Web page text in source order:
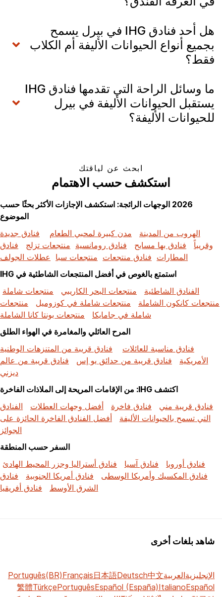
هل أحد فنادق IHG في بيرل يسمح
بجميع أنواع الحيوانات الأليفة أم الكلاب
فقط؟
ما وسائل الراحة التي تقدمها فنادق IHG
يستقبل الحيوانات الأليفة في بيرل
للحيوانات الأليفة؟
ابحث عن لياقتك
استكشف حسب الاهتمام
2026 الوجهات الرائجة: استكشف الإجازات الأكثر بحثًا حسب
الموضوع
الهروب من المدينة
مدن كبيرة لمحبي الطعام
فنادق جديدة
وقريباً
فنادق بها مسابح فنادق رومانسية منتجعات تزلج
فنادق
المطارات فنادق منتجعات منتجعات سبا
عطلات الجولف
استمتع بالغوص في أفضل المنتجعات الشاطئية في IHG
الفنادق الشاطئية
منتجعات البحر الكاريبي
منتجعات شاملة
منتجعات كانكون الشاملة
منتجعات شاملة في كوزوميل
منتجعات
شاملة في جامايكا
منتجعات بونتا كانا الشاملة
المرح العائلي والمغامرة في الهواء الطلق
فنادق مناسبة للعائلات
فنادق قريبة من المتنزهات الوطنية
الأمريكية
فنادق قريبة من حدائق يو إس
فنادق قريبة من عالم
ديزني
اكتشف IHG: من الإقامات المريحة إلى الملاذات الفاخرة
فنادق قريبة مني
فنادق فاخرة أفضل وجهات العطلات
الفنادق
التي تسمح بالحيوانات الأليفة
أفضل الفنادق الفاخرة الحائزة على
الجوائز
السفر حسب المنطقة
فنادق أوروبا
فنادق آسيا
فنادق أستراليا وجزر المحيط الهادئ
فنادق المكسيك وأمريكا الوسطى
فنادق أمريكا الجنوبية
فنادق
الشرق الأوسط
فنادق أفريقيا
شاهد بلغات أخرى
الإنجليزيةالعربية中文
Deutsch
日本語
Français
Português(BR)
Español
Italiano
Español (España)
Português
Türkçe
繁體